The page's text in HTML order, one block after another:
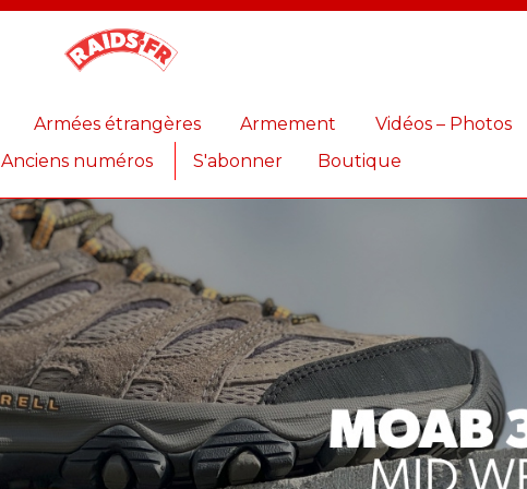
Armées étrangères Armement
Vidéos – Photos
Anciens numéros S'abonner Boutique